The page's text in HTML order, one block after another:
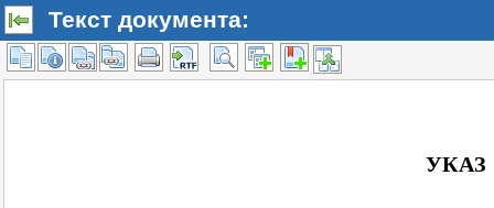
Текст документа: